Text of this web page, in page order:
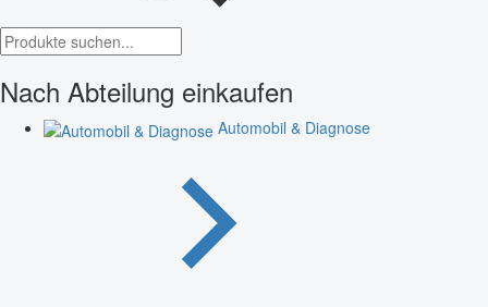
Nach Abteilung einkaufen
Automobil & Diagnose